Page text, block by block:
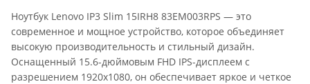
Ноутбук Lenovo IP3 Slim 15IRH8 83EM003RPS — это
современное и мощное устройство, которое объединяет
высокую производительность и стильный дизайн.
Оснащенный 15.6-дюймовым FHD IPS-дисплеем с
разрешением 1920x1080, он обеспечивает яркое и четкое